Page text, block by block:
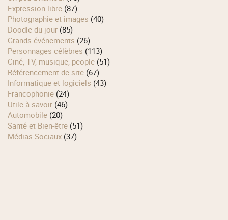
Expression libre (87)
Photographie et images (40)
Doodle du jour (85)
Grands événements (26)
Personnages célèbres (113)
Ciné, TV, musique, people (51)
Référencement de site (67)
Informatique et logiciels (43)
Francophonie (24)
Utile à savoir (46)
Automobile (20)
Santé et Bien-être (51)
Médias Sociaux (37)